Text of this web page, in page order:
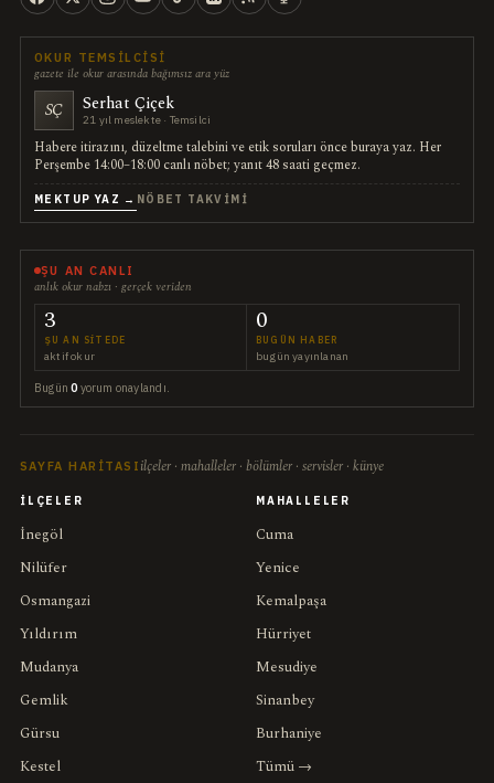
OKUR TEMSILCISI
gazete ile okur arasında bağımsız ara yüz
SÇ Serhat Çiçek
21 yıl meslekte · Temsilci
Habere itirazını, düzeltme talebini ve etik soruları önce buraya yaz. Her
Perşembe 14:00–18:00 canlı nöbet; yanıt 48 saati geçmez.
MEKTUP YAZ → NÖBET TAKVIMI
ŞU AN CANLI
anlık okur nabzı · gerçek veriden
3
ŞU AN SITEDE
aktif okur
0
BUGÜN HABER
bugün yayınlanan
Bugün0 yorum onaylandı.
SAYFA HARITASI ilçeler · mahalleler · bölümler · servisler · künye
İLÇELER
İnegöl
Nilüfer
Osmangazi
Yıldırım
Mudanya
Gemlik
Gürsu
Kestel
MAHALLELER
Cuma
Yenice
Kemalpaşa
Hürriyet
Mesudiye
Sinanbey
Burhaniye
Tümü →